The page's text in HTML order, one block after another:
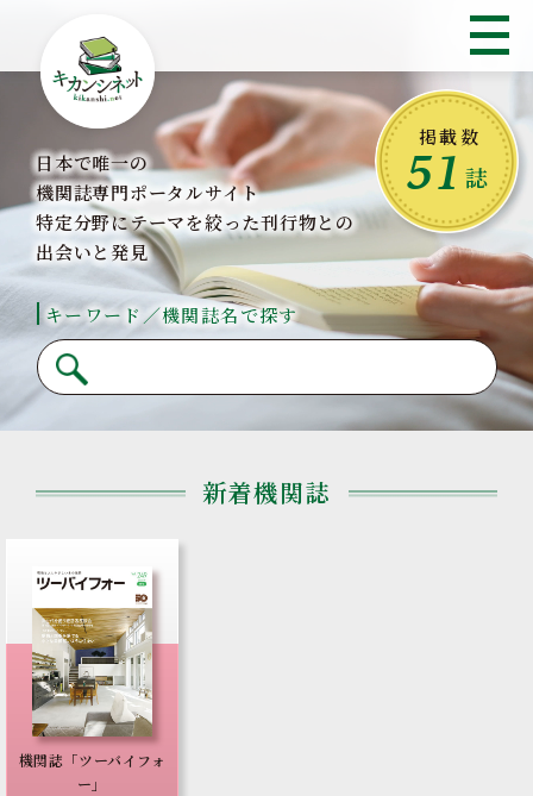
掲載数
51 誌
日本で唯一の
機関誌専門ポータルサイト
特定分野にテーマを絞った刊行物との
出会いと発見
日本で唯一の
機関誌専門ポータルサイト
特定分野にテーマを絞った刊行物との
出会いと発見
キーワード／機関誌名で探す
キーワード／機関誌名で探す
新着機関誌
機関誌「ツーバイフォ
ー」